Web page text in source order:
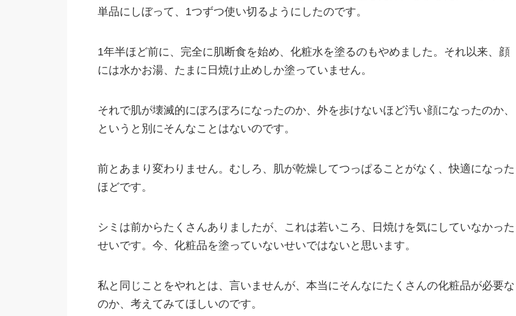
単品にしぼって、1つずつ使い切るようにしたのです。
1年半ほど前に、完全に肌断食を始め、化粧水を塗るのもやめました。それ以来、顔
には水かお湯、たまに日焼け止めしか塗っていません。
それで肌が壊滅的にぼろぼろになったのか、外を歩けないほど汚い顔になったのか、
というと別にそんなことはないのです。
前とあまり変わりません。むしろ、肌が乾燥してつっぱることがなく、快適になった
ほどです。
シミは前からたくさんありましたが、これは若いころ、日焼けを気にしていなかった
せいです。今、化粧品を塗っていないせいではないと思います。
私と同じことをやれとは、言いませんが、本当にそんなにたくさんの化粧品が必要な
のか、考えてみてほしいのです。